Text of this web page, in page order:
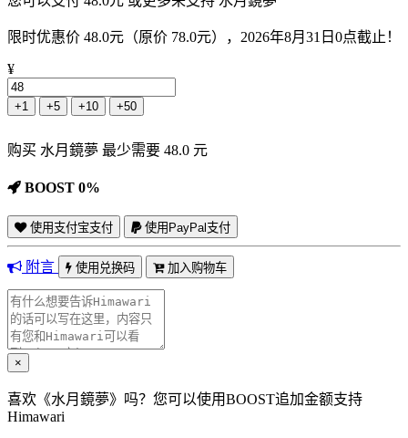
限时优惠价 48.0元（原价 78.0元），2026年8月31日0点截止！
¥
+1 +5 +10 +50
购买 水月鏡夢 最少需要 48.0 元
BOOST 0%
使用支付宝支付 使用PayPal支付
附言 使用兑换码 加入购物车
×
喜欢《水月鏡夢》吗？您可以使用BOOST追加金额支持
Himawari